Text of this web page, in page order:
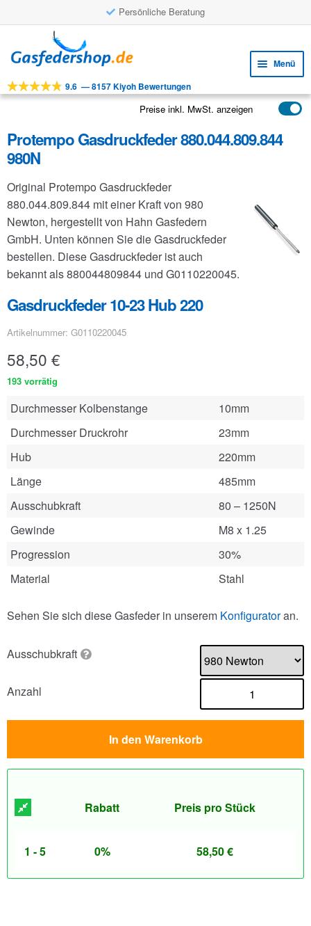
Persönliche Beratung
Navigation
springen
Inhalt
springen
Menü
Werkzeuge
Anwendungen
FAQ
9.6 —8157 Kiyoh Bewertungen
Preise inkl. MwSt. anzeigen
Protempo Gasdruckfeder 880.044.809.844
980N
Original Protempo Gasdruckfeder
880.044.809.844 mit einer Kraft von 980
Newton, hergestellt von Hahn Gasfedern
GmbH. Unten können Sie die Gasdruckfeder
bestellen. Diese Gasdruckfeder ist auch
bekannt als 880044809844 und G0110220045.
Gasdruckfeder 10-23 Hub 220
Artikelnummer: G0110220045
58,50 €
193 vorrätig
Durchmesser Kolbenstange
10mm
Durchmesser Druckrohr
23mm
Hub
220mm
Länge
485mm
Ausschubkraft
80 – 1250N
Gewinde
M8 x 1.25
Progression
30%
Material
Stahl
Sehen Sie sich diese Gasfeder in unserem Konfiguratoran.
Ausschubkraft
Anzahl
In den Warenkorb
Rabatt Preis pro Stück
1 - 5 0% 58,50€